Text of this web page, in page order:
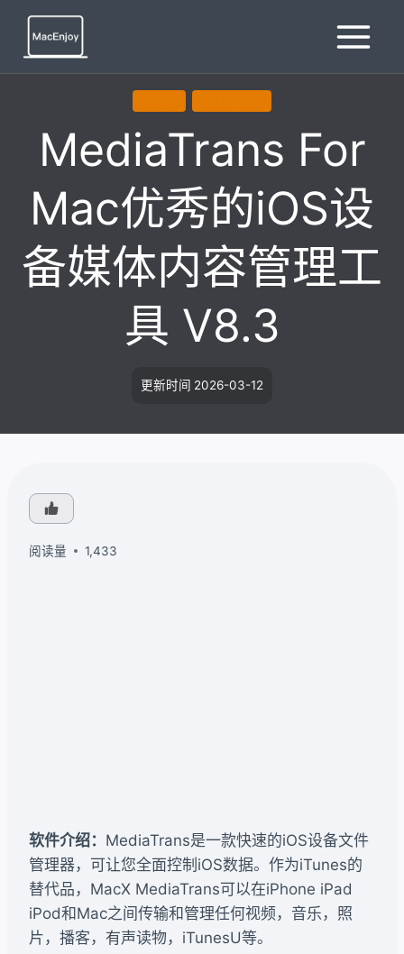
MediaTrans For
Mac优秀的iOS设
备媒体内容管理工
具 V8.3
更新时间 2026-03-12
阅读量 1,433
软件介绍： MediaTrans是一款快速的iOS设备文件
管理器，可让您全面控制iOS数据。作为iTunes的
替代品，MacX MediaTrans可以在iPhone iPad
iPod和Mac之间传输和管理任何视频，音乐，照
片，播客，有声读物，iTunesU等。